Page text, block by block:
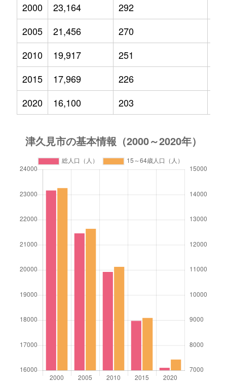
2000
23,164 292
2005
21,456 270
2010
19,917 251
2015
17,969 226
2020
16,100 203